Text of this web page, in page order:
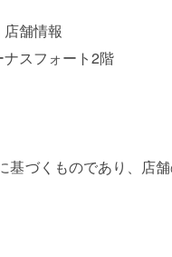
舗情報
スフォート2階
づくものであり、店